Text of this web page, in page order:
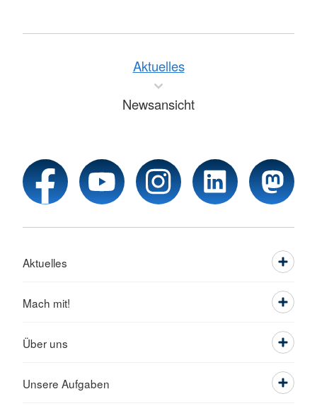
Aktuelles
Newsansicht
Aktuelles
Mach mit!
Über uns
Unsere Aufgaben